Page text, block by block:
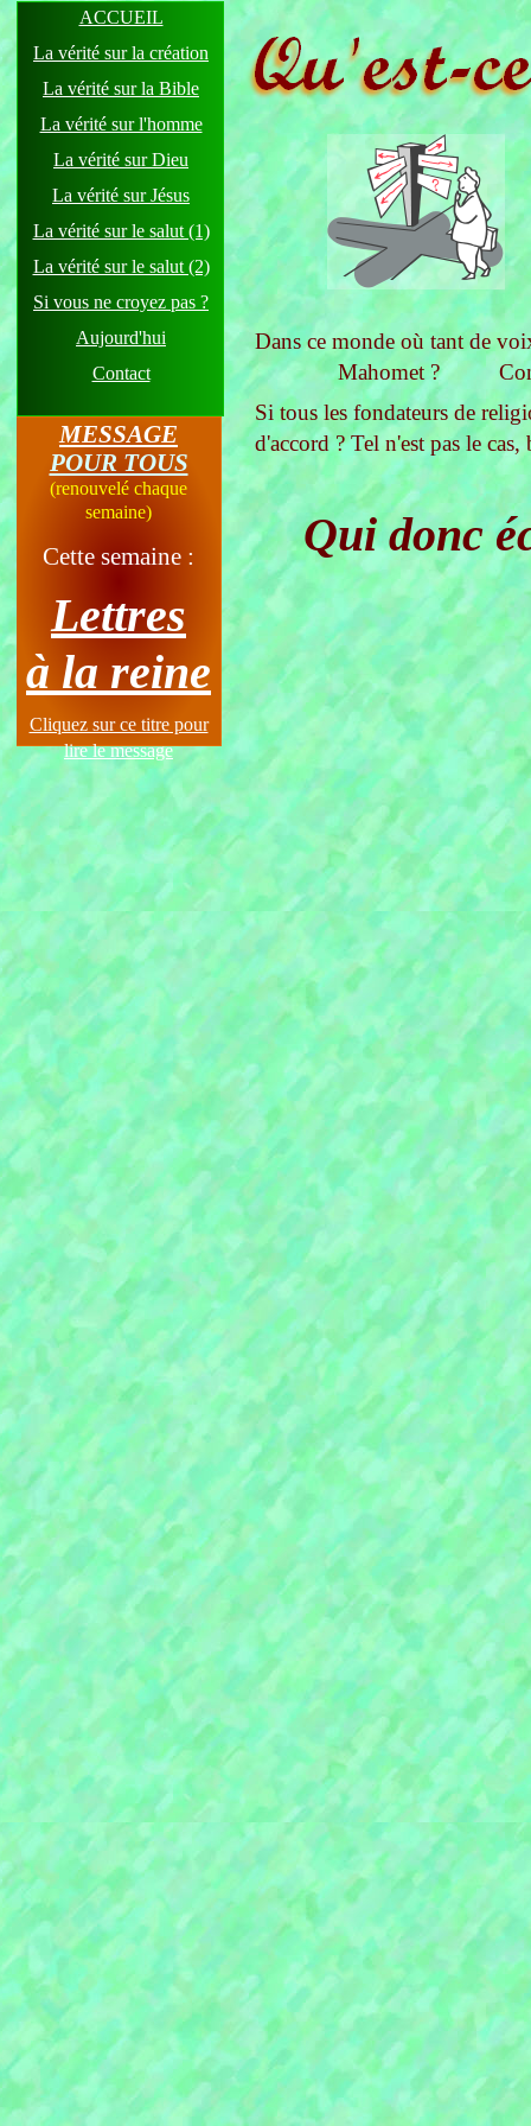
ACCUEIL
La vérité sur la création
La vérité sur la Bible
La vérité sur l'homme
La vérité sur Dieu
La vérité sur Jésus
La vérité sur le salut (1)
La vérité sur le salut (2)
Si vous ne croyez pas ?
Aujourd'hui
Contact
MESSAGE
POUR TOUS
(renouvelé chaque
semaine)
Cette semaine :
Lettres
à la reine
Cliquez sur ce titre pour
lire le message
Dans ce monde où tant de
Mahomet ?
Si tous les fondateurs de
d'accord ? Tel n'est pas le
Qui donc
Où